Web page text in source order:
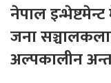
नेपाल
जना
अल्पकालीन